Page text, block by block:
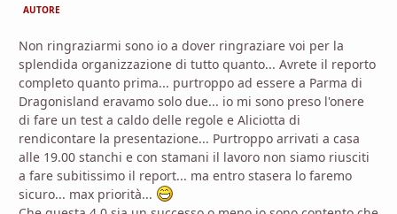
AUTORE
Non ringraziarmi sono io a dover ringraziare voi per la
splendida organizzazione di tutto quanto... Avrete il reporto
completo quanto prima... purtroppo ad essere a Parma di
Dragonisland eravamo solo due... io mi sono preso l'onere
di fare un test a caldo delle regole e Aliciotta di
rendicontare la presentazione... Purtroppo arrivati a casa
alle 19.00 stanchi e con stamani il lavoro non siamo riusciti
a fare subitissimo il report... ma entro stasera lo faremo
sicuro... max priorità...